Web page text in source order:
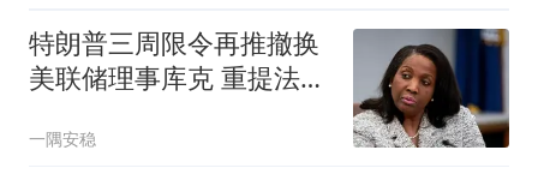
特朗普三周限令再推撤换
美联储理事库克 重提法院
一隅安稳